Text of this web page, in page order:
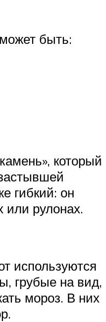
быть:
который
гибкий: он
или рулонах.
используются
грубые на вид,
мороз. В них